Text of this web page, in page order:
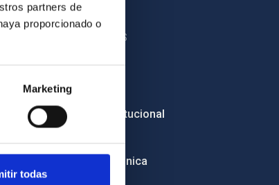
partners de
proporcionado o
Marketing
todas
OTROS ENLACES
Empleo
Licitaciones
Imagen institucional
Sede electrónica